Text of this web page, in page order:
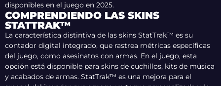
disponibles en el juego en 2025.
COMPRENDIENDO LAS SKINS
STATTRAK™
La característica distintiva de las skins StatTrak™ es su
contador digital integrado, que rastrea métricas específicas
del juego, como asesinatos con armas. En el juego, esta
opción está disponible para skins de cuchillos, kits de música
y acabados de armas. StatTrak™ es una mejora para el